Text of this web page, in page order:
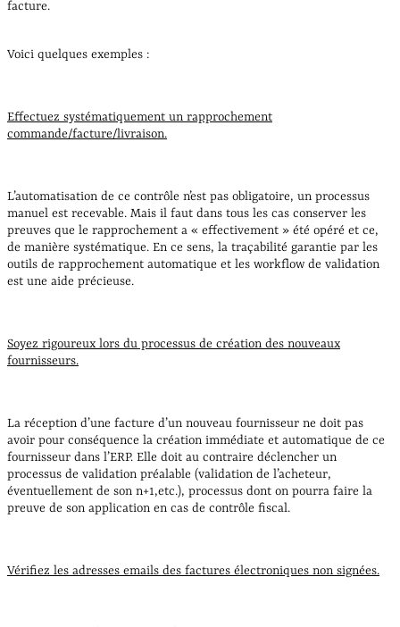
facture.
Voici quelques exemples :
Effectuez systématiquement un rapprochement
commande/facture/livraison.
L’automatisation de ce contrôle n’est pas obligatoire, un processus
manuel est recevable. Mais il faut dans tous les cas conserver les
preuves que le rapprochement a « effectivement » été opéré et ce,
de manière systématique. En ce sens, la traçabilité garantie par les
outils de rapprochement automatique et les workflow de validation
est une aide précieuse.
Soyez rigoureux lors du processus de création des nouveaux
fournisseurs.
La réception d’une facture d’un nouveau fournisseur ne doit pas
avoir pour conséquence la création immédiate et automatique de ce
fournisseur dans l’ERP. Elle doit au contraire déclencher un
processus de validation préalable (validation de l’acheteur,
éventuellement de son n+1,etc.), processus dont on pourra faire la
preuve de son application en cas de contrôle fiscal.
Vérifiez les adresses emails des factures électroniques non signées.